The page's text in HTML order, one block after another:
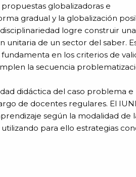
globalizadoras e
gradual y la globalización
logre construir una
unitaria de un sector del saber.
en los criterios de
la secuencia
didáctica del caso problema e
de docentes regulares. El
según la modalidad de
para ello estrategias